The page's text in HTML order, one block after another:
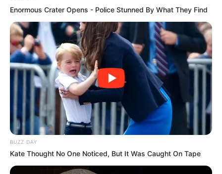
GUATEMALA DENTAL
Neuropathy Has Linked To A Common Habit. Do
You Do It?
NERVE FLOW
Enormous Crater Opens - Police Stunned By What They Find
BUZZ DAY
Kate Thought No One Noticed, But It Was Caught On Tape